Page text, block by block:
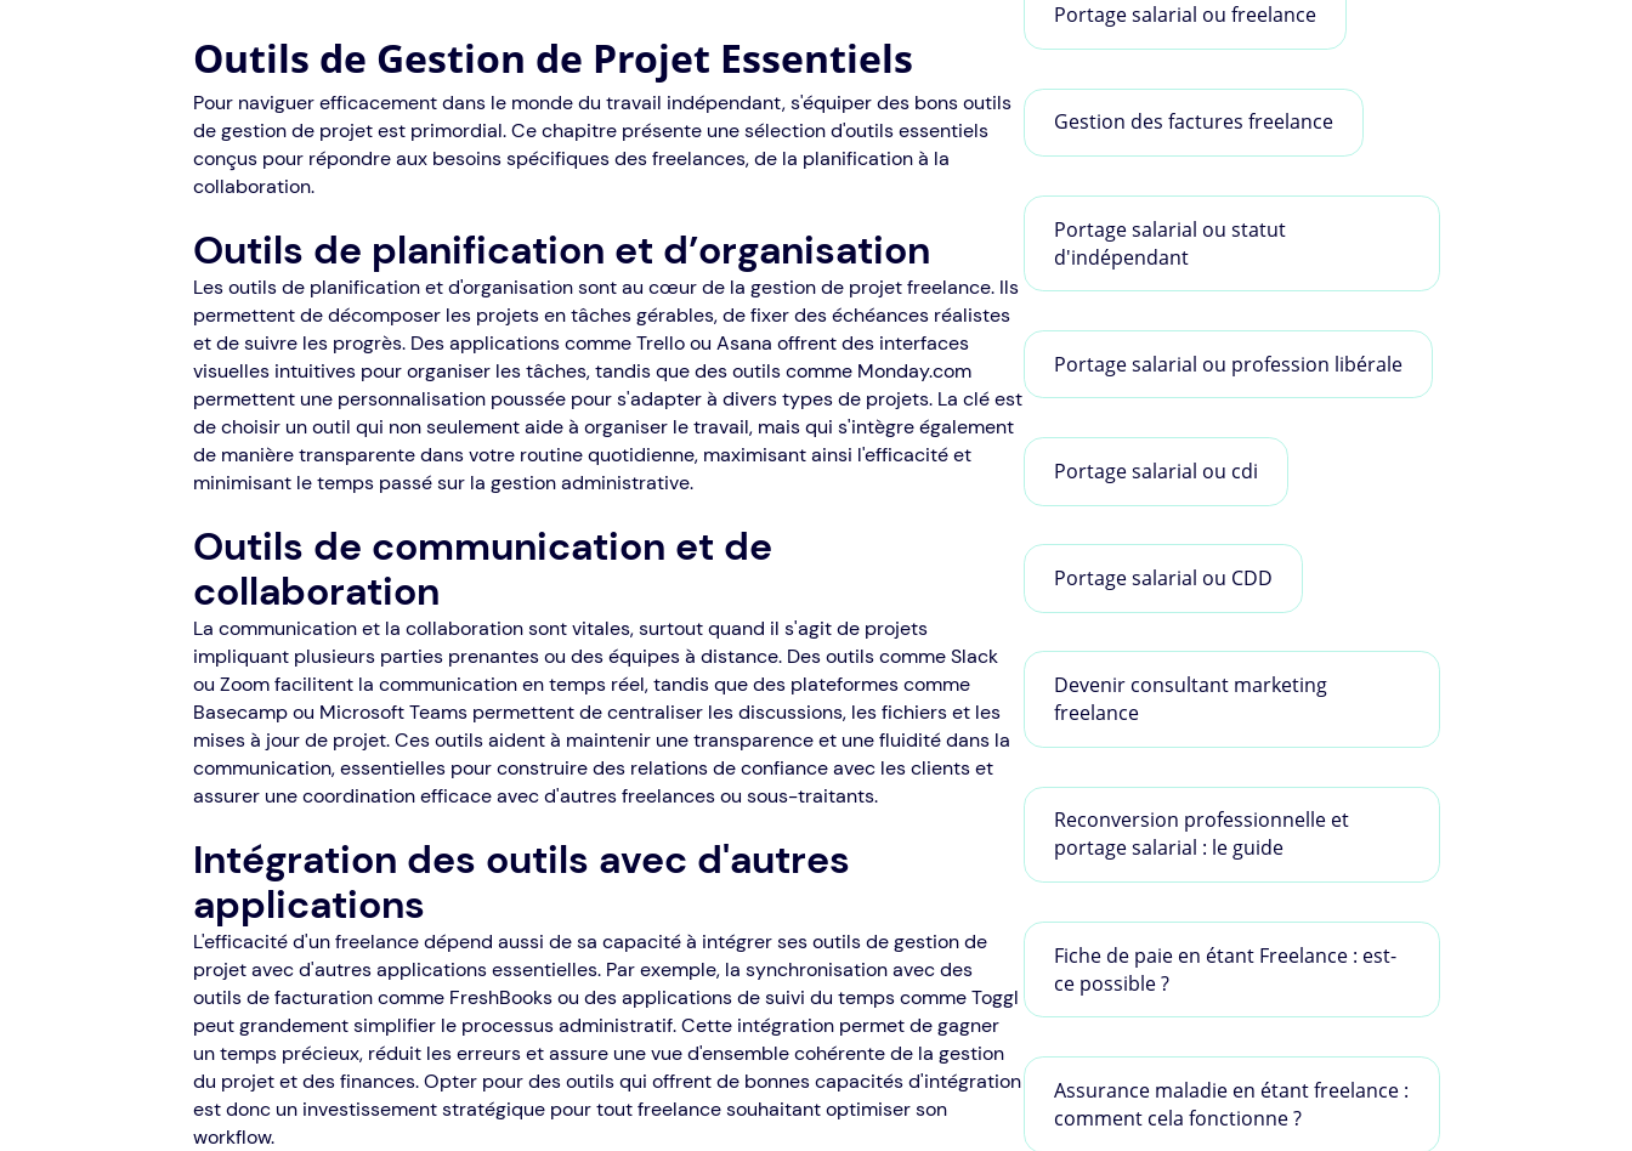
Outils de Gestion de Projet Essentiels
Pour naviguer efficacement dans le monde du travail indépendant, s'équiper des bons outils
de gestion de projet est primordial. Ce chapitre présente une sélection d'outils essentiels
conçus pour répondre aux besoins spécifiques des freelances, de la planification à la
collaboration.
Outils de planification et d’organisation
Les outils de planification et d'organisation sont au cœur de la gestion de projet freelance. Ils
permettent de décomposer les projets en tâches gérables, de fixer des échéances réalistes
et de suivre les progrès. Des applications comme Trello ou Asana offrent des interfaces
visuelles intuitives pour organiser les tâches, tandis que des outils comme Monday.com
permettent une personnalisation poussée pour s'adapter à divers types de projets. La clé est
de choisir un outil qui non seulement aide à organiser le travail, mais qui s'intègre également
de manière transparente dans votre routine quotidienne, maximisant ainsi l'efficacité et
minimisant le temps passé sur la gestion administrative.
Outils de communication et de
collaboration
La communication et la collaboration sont vitales, surtout quand il s'agit de projets
impliquant plusieurs parties prenantes ou des équipes à distance. Des outils comme Slack
ou Zoom facilitent la communication en temps réel, tandis que des plateformes comme
Basecamp ou Microsoft Teams permettent de centraliser les discussions, les fichiers et les
mises à jour de projet. Ces outils aident à maintenir une transparence et une fluidité dans la
communication, essentielles pour construire des relations de confiance avec les clients et
assurer une coordination efficace avec d'autres freelances ou sous-traitants.
Intégration des outils avec d'autres
applications
L'efficacité d'un freelance dépend aussi de sa capacité à intégrer ses outils de gestion de
projet avec d'autres applications essentielles. Par exemple, la synchronisation avec des
outils de facturation comme FreshBooks ou des applications de suivi du temps comme Toggl
peut grandement simplifier le processus administratif. Cette intégration permet de gagner
un temps précieux, réduit les erreurs et assure une vue d'ensemble cohérente de la gestion
du projet et des finances. Opter pour des outils qui offrent de bonnes capacités d'intégration
est donc un investissement stratégique pour tout freelance souhaitant optimiser son
workflow.
Portage salarial ou freelance
Gestion des factures freelance
Portage salarial ou statut
d'indépendant
Portage salarial ou profession libérale
Portage salarial ou cdi
Portage salarial ou CDD
Devenir consultant marketing
freelance
Reconversion professionnelle et
portage salarial : le guide
Fiche de paie en étant Freelance : est-
ce possible ?
Assurance maladie en étant freelance :
comment cela fonctionne ?